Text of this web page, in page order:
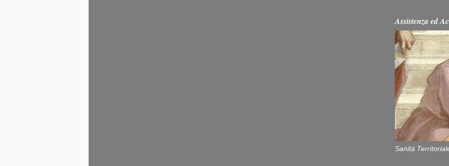
Assistenza ed
Sanità